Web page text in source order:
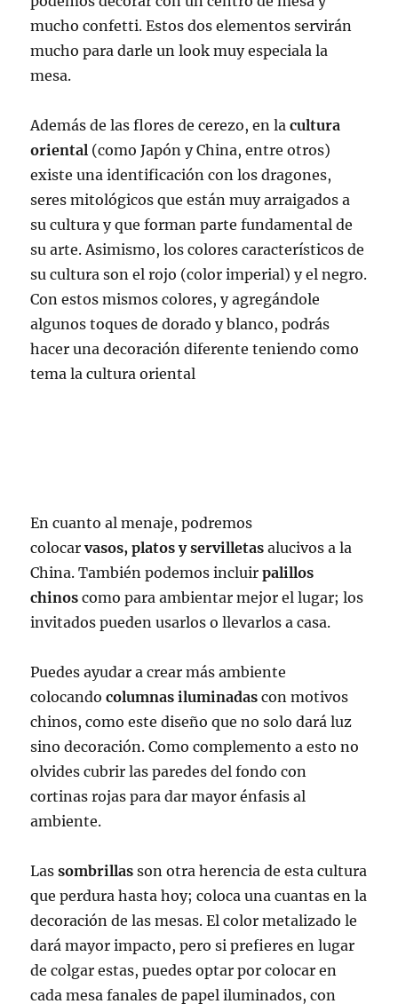
mucho confetti. Estos dos elementos servirán
mucho para darle un look muy especiala la
mesa.
Además de las flores de cerezo, en lacultura
oriental (como Japón y China, entre otros)
existe una identificación con los dragones,
seres mitológicos que están muy arraigados a
su cultura y que forman parte fundamental de
su arte. Asimismo, los colores característicos de
su cultura son el rojo (color imperial) y el negro.
Con estos mismos colores, y agregándole
algunos toques de dorado y blanco, podrás
hacer una decoración diferente teniendo como
tema la cultura oriental
En cuanto al menaje, podremos
colocarvasos, platos y servilletas alucivos a la
China. También podemos incluirpalillos
chinos como para ambientar mejor el lugar; los
invitados pueden usarlos o llevarlos a casa.
Puedes ayudar a crear más ambiente
colocandocolumnas iluminadas con motivos
chinos, como este diseño que no solo dará luz
sino decoración. Como complemento a esto no
olvides cubrir las paredes del fondo con
cortinas rojas para dar mayor énfasis al
ambiente.
Lassombrillas son otra herencia de esta cultura
que perdura hasta hoy; coloca una cuantas en la
decoración de las mesas. El color metalizado le
dará mayor impacto, pero si prefieres en lugar
de colgar estas, puedes optar por colocar en
cada mesa fanales de papel iluminados, con